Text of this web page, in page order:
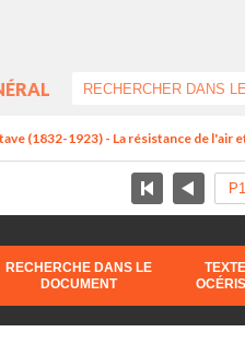
(1832-1923) - La résistance de l'air
RECHERCHE DANS LE
DOCUMENT
TEXTE